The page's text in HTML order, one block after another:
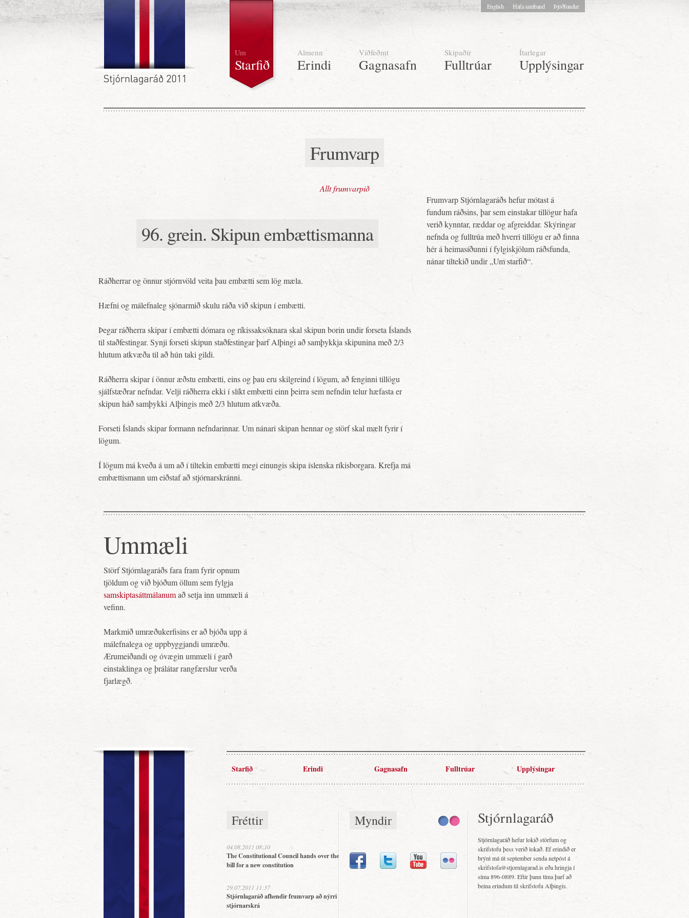
Um
Starfið
Almenn
Erindi
Víðfeðmt
Gagnasafn
Skipaðir
Fulltrúar
Ítarlegar
Upplýsingar
English Hafa samband Þjóðfundur
Frumvarp
Allt frumvarpið
96. grein. Skipun embættismanna
Ráðherrar og önnur stjórnvöld veita þau embætti sem lög mæla.
Hæfni og málefnaleg sjónarmið skulu ráða við skipun í embætti.
Þegar ráðherra skipar í embætti dómara og ríkissaksóknara skal skipun borin undir forseta Íslands
til staðfestingar. Synji forseti skipun staðfestingar þarf Alþingi að samþykkja skipunina með 2/3
hlutum atkvæða til að hún taki gildi.
Ráðherra skipar í önnur æðstu embætti, eins og þau eru skilgreind í lögum, að fenginni tillögu
sjálfstæðrar nefndar. Velji ráðherra ekki í slíkt embætti einn þeirra sem nefndin telur hæfasta er
skipun háð samþykki Alþingis með 2/3 hlutum atkvæða.
Forseti Íslands skipar formann nefndarinnar. Um nánari skipan hennar og störf skal mælt fyrir í
lögum.
Í lögum má kveða á um að í tiltekin embætti megi einungis skipa íslenska ríkisborgara. Krefja má
embættismann um eiðstaf að stjórnarskránni.
Frumvarp Stjórnlagaráðs hefur mótast á
fundum ráðsins, þar sem einstakar tillögur hafa
verið kynntar, ræddar og afgreiddar. Skýringar
nefnda og fulltrúa með hverri tillögu er að finna
hér á heimasíðunni í fylgiskjölum ráðsfunda,
nánar tiltekið undir „Um starfið“.
Ummæli
Störf Stjórnlagaráðs fara fram fyrir opnum
tjöldum og við bjóðum öllum sem fylgja
samskiptasáttmálanumað setja inn ummæli á
vefinn.
Markmið umræðukerfisins er að bjóða upp á
málefnalega og uppbyggjandi umræðu.
Ærumeiðandi og óvægin ummæli í garð
einstaklinga og þrálátar rangfærslur verða
fjarlægð.
Starfið Erindi Gagnasafn Fulltrúar Upplýsingar
Fréttir
04.08.2011 08:10
The Constitutional Council hands over the
bill for a new constitution
29.07.2011 11:37
Stjórnlagaráð afhendir frumvarp að nýrri
stjórnarskrá
Myndir Stjórnlagaráð
Stjórnlagaráð hefur lokið störfum og
skrifstofu þess verið lokað. Ef erindið er
brýnt má út september senda netpóst á
skrifstofa@stjornlagarad.is eða hringja í
síma 896-0889. Eftir þann tíma þarf að
beina erindum til skrifstofu Alþingis.